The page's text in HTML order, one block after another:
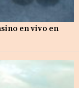
en vivo en